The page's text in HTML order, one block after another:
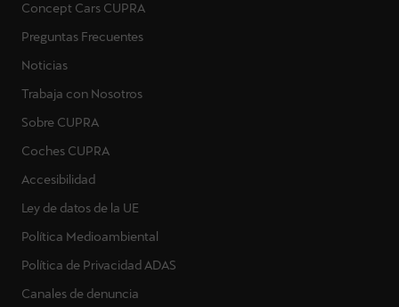
Concept Cars CUPRA
Preguntas Frecuentes
Noticias
Trabaja con Nosotros
Sobre CUPRA
Coches CUPRA
Accesibilidad
Ley de datos de la UE
Política Medioambiental
Política de Privacidad ADAS
Canales de denuncia